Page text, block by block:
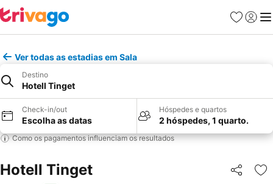
Favoritos
Iniciar
Ver todas as estadias em Sala
Destino
Hotell Tinget
Check-in/out
Escolha as datas
Hóspedes e quartos
2 hóspedes, 1 quarto.
Como os pagamentos influenciam os resultados
Hotell Tinget Partilhar